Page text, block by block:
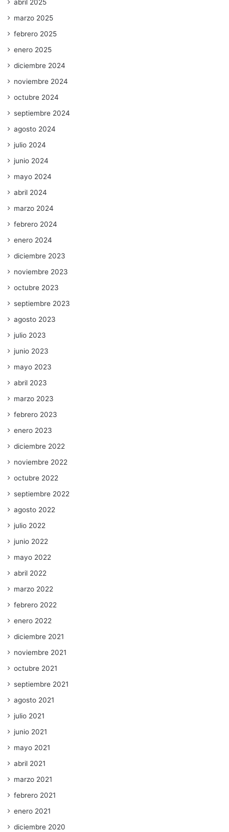
abril 2025
marzo 2025
febrero 2025
enero 2025
diciembre 2024
noviembre 2024
octubre 2024
septiembre 2024
agosto 2024
julio 2024
junio 2024
mayo 2024
abril 2024
marzo 2024
febrero 2024
enero 2024
diciembre 2023
noviembre 2023
octubre 2023
septiembre 2023
agosto 2023
julio 2023
junio 2023
mayo 2023
abril 2023
marzo 2023
febrero 2023
enero 2023
diciembre 2022
noviembre 2022
octubre 2022
septiembre 2022
agosto 2022
julio 2022
junio 2022
mayo 2022
abril 2022
marzo 2022
febrero 2022
enero 2022
diciembre 2021
noviembre 2021
octubre 2021
septiembre 2021
agosto 2021
julio 2021
junio 2021
mayo 2021
abril 2021
marzo 2021
febrero 2021
enero 2021
diciembre 2020